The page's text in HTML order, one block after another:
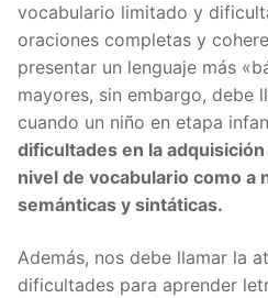
vocabulario limitado y
oraciones completas y
presentar un lenguaje más
mayores, sin embargo, debe
cuando un niño en etapa
dificultades en la
nivel de vocabulario como a
semánticas y sintáticas.
Además, nos debe llamar la
dificultades para aprender